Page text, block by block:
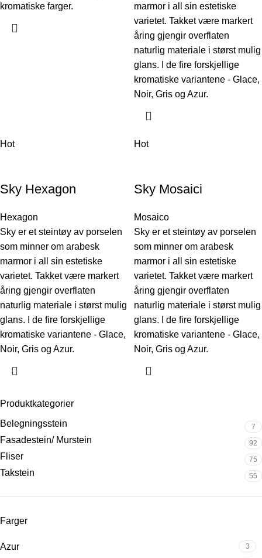
Produktkategorier
Belegningsstein
7
Fasadestein/ Murstein 92
Fliser 75
Takstein 55
Farger
Azur 3
kromatiske farger.
marmor i all sin estetiske
varietet. Takket være markert
åring gjengir overflaten
naturlig materiale i størst mulig
glans. I de fire forskjellige
kromatiske variantene - Glace,
Noir, Gris og Azur.
Hot
Sky Hexagon
Hexagon
Sky er et steintøy av porselen
som minner om arabesk
marmor i all sin estetiske
varietet. Takket være markert
åring gjengir overflaten
naturlig materiale i størst mulig
glans. I de fire forskjellige
kromatiske variantene - Glace,
Noir, Gris og Azur.
Hot
Sky Mosaici
Mosaico
Sky er et steintøy av porselen
som minner om arabesk
marmor i all sin estetiske
varietet. Takket være markert
åring gjengir overflaten
naturlig materiale i størst mulig
glans. I de fire forskjellige
kromatiske variantene - Glace,
Noir, Gris og Azur.